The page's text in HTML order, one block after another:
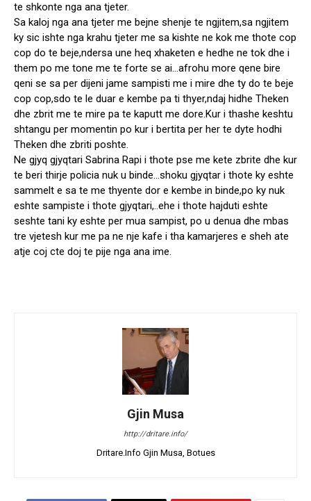
te shkonte nga ana tjeter.
Sa kaloj nga ana tjeter me bejne shenje te ngjitem,sa ngjitem
ky sic ishte nga krahu tjeter me sa kishte ne kok me thote cop
cop do te beje,ndersa une heq xhaketen e hedhe ne tok dhe i
them po me tone me te forte se ai…afrohu more qene bire
qeni se sa per dijeni jame sampisti me i mire dhe ty do te beje
cop cop,sdo te le duar e kembe pa ti thyer,ndaj hidhe Theken
dhe zbrit me te mire pa te kaputt me dore.Kur i thashe keshtu
shtangu per momentin po kur i bertita per her te dyte hodhi
Theken dhe zbriti poshte.
Ne gjyq gjyqtari Sabrina Rapi i thote pse me kete zbrite dhe kur
te beri thirje policia nuk u binde…shoku gjyqtar i thote ky eshte
sammelt e sa te me thyente dor e kembe in binde,po ky nuk
eshte sampiste i thote gjyqtari,..ehe i thote hajduti eshte
seshte tani ky eshte per mua sampist, po u denua dhe mbas
tre vjetesh kur me pa ne nje kafe i tha kamarjeres e sheh ate
atje coj cte doj te pije nga ana ime.
Gjin Musa
http://dritare.info/
Dritare.Info Gjin Musa, Botues